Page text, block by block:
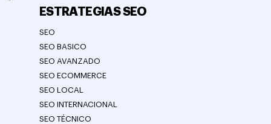
ESTRATEGIAS SEO
SEO
SEO BASICO
SEO AVANZADO
SEO ECOMMERCE
SEO LOCAL
SEO INTERNACIONAL
SEO TÉCNICO